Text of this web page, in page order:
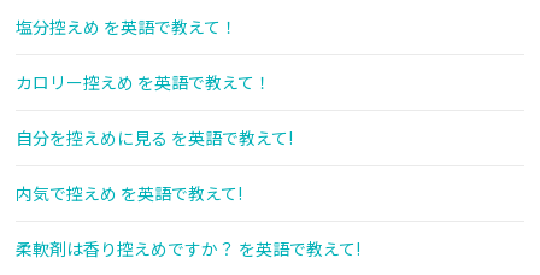
塩分控えめ を英語で教えて！
カロリー控えめ を英語で教えて！
自分を控えめに見る を英語で教えて!
内気で控えめ を英語で教えて!
柔軟剤は香り控えめですか？ を英語で教えて!